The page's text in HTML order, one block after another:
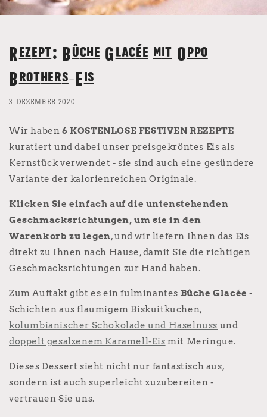
Rezept: Bûche Glacée mit Oppo
Brothers-Eis
3. DEZEMBER 2020
Wir haben 6 KOSTENLOSE FESTIVEN REZEPTE
kuratiert und dabei unser preisgekröntes Eis als
Kernstück verwendet - sie sind auch eine gesündere
Variante der kalorienreichen Originale.
Klicken Sie einfach auf die untenstehenden
Geschmacksrichtungen, um sie in den
Warenkorb zu legen, und wir liefern Ihnen das Eis
direkt zu Ihnen nach Hause, damit Sie die richtigen
Geschmacksrichtungen zur Hand haben.
Zum Auftakt gibt es ein fulminantes Bûche Glacée -
Schichten aus flaumigem Biskuitkuchen,
kolumbianischer Schokolade und Haselnuss und
doppelt gesalzenem Karamell-Eis mit Meringue.
Dieses Dessert sieht nicht nur fantastisch aus,
sondern ist auch superleicht zuzubereiten -
vertrauen Sie uns.